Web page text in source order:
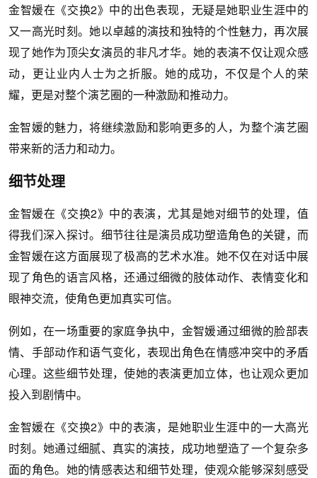
金智媛在《交换2》中的出色表现，无疑是她职业生涯中的
又一高光时刻。她以卓越的演技和独特的个性魅力，再次展
现了她作为顶尖女演员的非凡才华。她的表演不仅让观众感
动，更让业内人士为之折服。她的成功，不仅是个人的荣
耀，更是对整个演艺圈的一种激励和推动力。
金智媛的魅力，将继续激励和影响更多的人，为整个演艺圈
带来新的活力和动力。
细节处理
金智媛在《交换2》中的表演，尤其是她对细节的处理，值
得我们深入探讨。细节往往是演员成功塑造角色的关键，而
金智媛在这方面展现了极高的艺术水准。她不仅在对话中展
现了角色的语言风格，还通过细微的肢体动作、表情变化和
眼神交流，使角色更加真实可信。
例如，在一场重要的家庭争执中，金智媛通过细微的脸部表
情、手部动作和语气变化，表现出角色在情感冲突中的矛盾
心理。这些细节处理，使她的表演更加立体，也让观众更加
投入到剧情中。
金智媛在《交换2》中的表演，是她职业生涯中的一大高光
时刻。她通过细腻、真实的演技，成功地塑造了一个复杂多
面的角色。她的情感表达和细节处理，使观众能够深刻感受